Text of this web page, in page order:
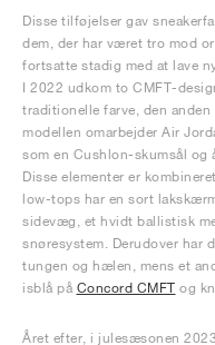
Disse tilføjelser gav
dem, der har været tro mod
fortsatte stadig med at lave
I 2022 udkom to CMFT-
traditionelle farve, den
modellen omarbejder Air
som en Cushlon-skumsål og
Disse elementer er
low-tops har en sort
sidevæg, et hvidt ballistisk
snøresystem. Derudover har
tungen og hælen, mens et
isblå på Concord CMFT og
Året efter, i julesæsonen